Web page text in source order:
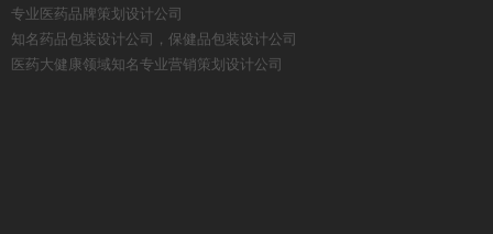
专业医药品牌策划设计公司
知名药品包装设计公司，保健品包装设计公司
医药大健康领域知名专业营销策划设计公司